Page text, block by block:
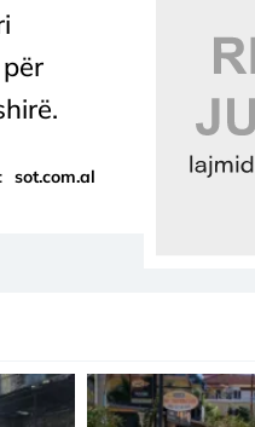
sot.com.al